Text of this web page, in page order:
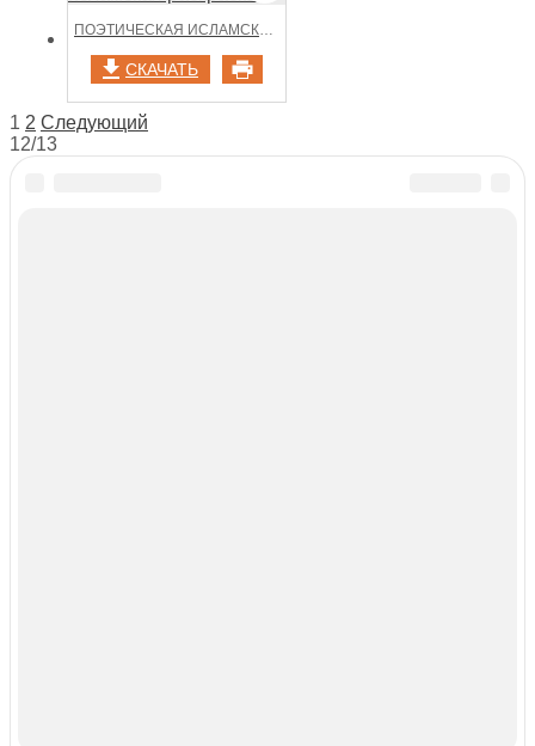
ПОЭТИЧЕСКАЯ ИСЛАМСКАЯ РАСКРАСКА
СКАЧАТЬ
НАВИГАЦИЯ
ПО
1 2 Следующий
12/13